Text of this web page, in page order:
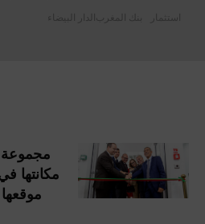
استثمار
بنك المغرب الدار البيضاء
مكانتها